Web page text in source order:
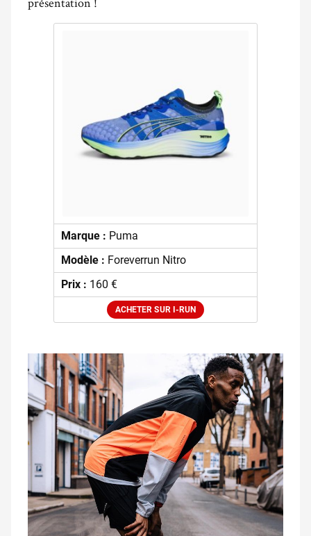
Marque : Puma
Modèle : Foreverrun Nitro
Prix : 160 €
ACHETER SUR I-RUN